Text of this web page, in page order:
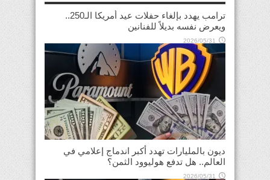
ترامب يهدد بإلغاء حفلات عيد أمريكا الـ250..
ويعرض نفسه بديلاً للفنانين
2026/05/31
ديون بالمليارات تهدد أكبر اندماج إعلامي في
العالم.. هل تدفع هوليوود الثمن؟
2026/05/31